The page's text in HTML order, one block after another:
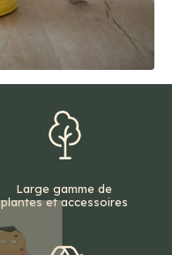
Large gamme de
plantes et accessoires